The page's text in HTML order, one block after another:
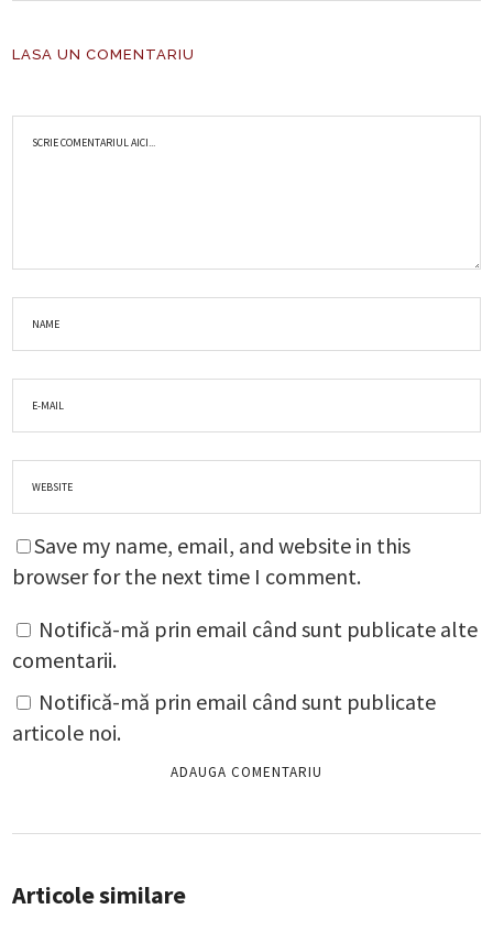
LASA UN COMENTARIU
Save my name, email, and website in this
browser for the next time I comment.
Notifică-mă prin email când sunt publicate alte
comentarii.
Notifică-mă prin email când sunt publicate
articole noi.
Articole similare